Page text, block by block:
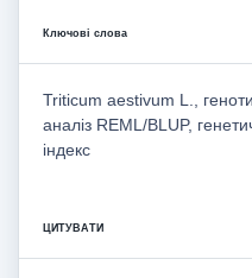
Ключові слова
Triticum aestivum L.,
аналіз REML/BLUP,
індекс
ЦИТУВАТИ